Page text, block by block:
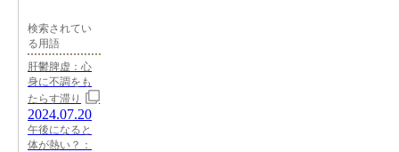
検索されてい
る用語
肝鬱脾虚：心
身に不調をも
たらす滞り
2024.07.20
午後になると
体が熱い？：